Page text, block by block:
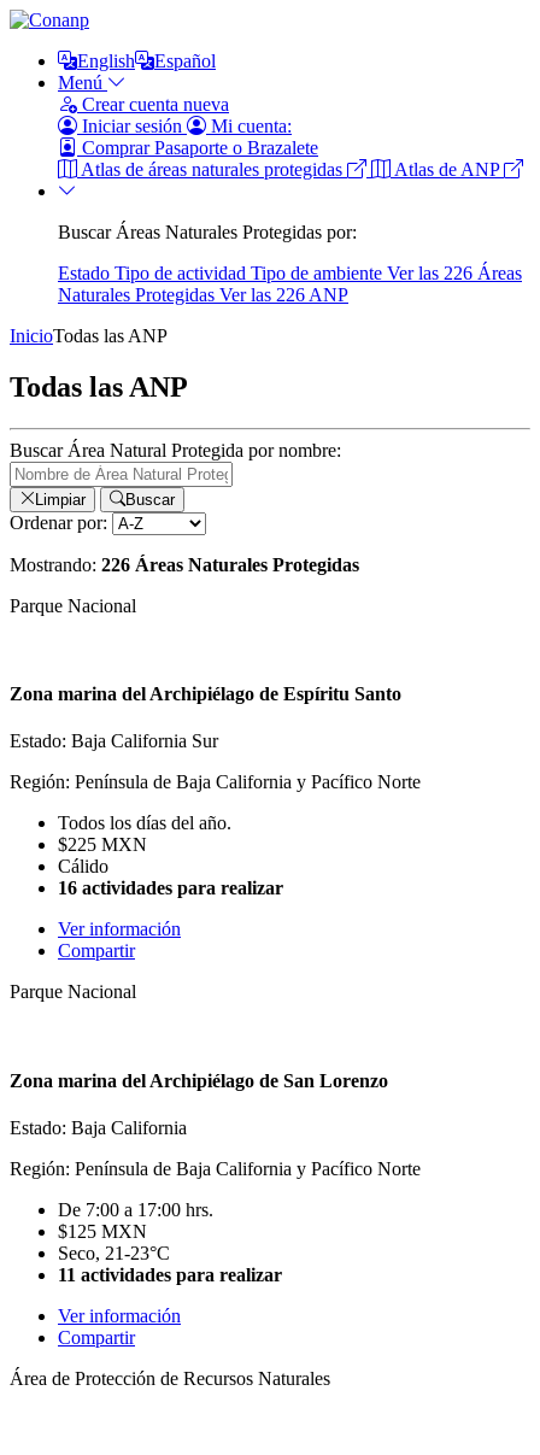
English
Español
Menú
Crear cuenta nueva
Iniciar sesión
Mi cuenta:
Comprar Pasaporte o Brazalete
Atlas de áreas naturales protegidas
Atlas de ANP
Buscar Áreas Naturales Protegidas por:
Estado Tipo de actividad Tipo de ambiente Ver las 226 Áreas
Naturales Protegidas Ver las 226 ANP
InicioTodas las ANP
Todas las ANP
Buscar Área Natural Protegida por nombre:
Limpiar Buscar
Ordenar por:
Mostrando: 226 Áreas Naturales Protegidas
Parque Nacional
Zona marina del Archipiélago de Espíritu Santo
Estado: Baja California Sur
Región: Península de Baja California y Pacífico Norte
Todos los días del año.
$225 MXN
Cálido
16 actividades para realizar
Ver información
Compartir
Parque Nacional
Zona marina del Archipiélago de San Lorenzo
Estado: Baja California
Región: Península de Baja California y Pacífico Norte
De 7:00 a 17:00 hrs.
$125 MXN
Seco, 21-23°C
11 actividades para realizar
Ver información
Compartir
Área de Protección de Recursos Naturales